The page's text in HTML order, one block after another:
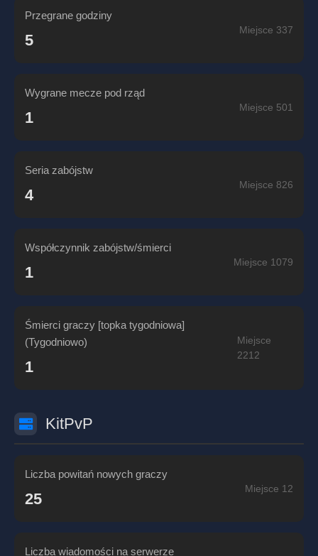
Przegrane godziny
5
Miejsce 337
Wygrane mecze pod rząd
1
Miejsce 501
Seria zabójstw
4
Miejsce 826
Współczynnik zabójstw/śmierci
1
Miejsce 1079
Śmierci graczy [topka tygodniowa]
(Tygodniowo)
1
Miejsce
2212
KitPvP
Liczba powitań nowych graczy
25
Miejsce 12
Liczba wiadomości na serwerze